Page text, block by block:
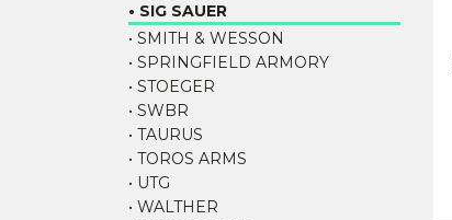
• SIG SAUER
• SMITH & WESSON
• SPRINGFIELD ARMORY
• STOEGER
• SWBR
• TAURUS
• TOROS ARMS
• UTG
• WALTHER